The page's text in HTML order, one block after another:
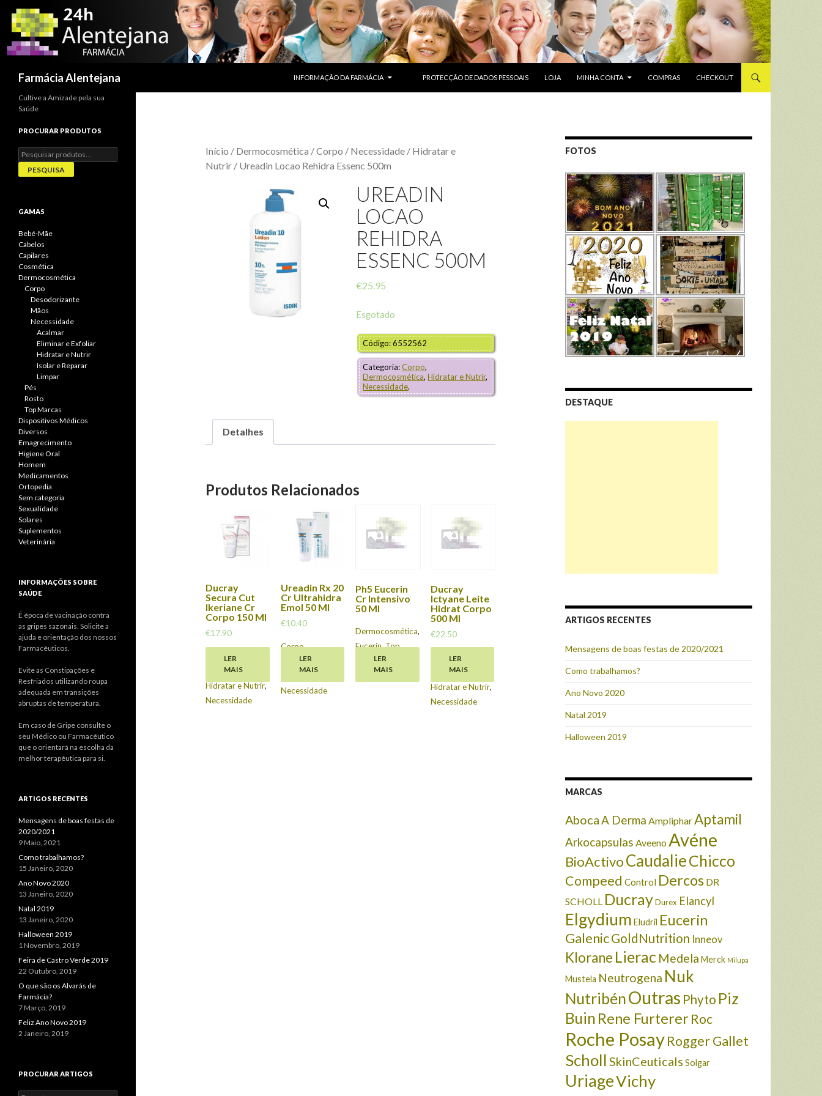
Farmácia Alentejana
INFORMAÇÃO DA FARMÁCIA
PROTECÇÃO DE DADOS PESSOAIS LOJA MINHA CONTA COMPRAS CHECKOUT
Início / Dermocosmética /Corpo / Necessidade / Hidratar e
Nutrir / Ureadin Locao Rehidra Essenc 500m
UREADIN
LOCAO
REHIDRA
ESSENC 500M
€25.95
Esgotado
Código: 6552562
Categoria:Corpo,
Dermocosmética,Hidratar e Nutrir,
Necessidade.
Detalhes
Produtos Relacionados
Ducray
Secura Cut
Ikeriane Cr
Corpo 150 Ml
€17.90
LER
MAIS
Corpo,
Dermocosmética
Hidratar e Nutrir,
Necessidade
Ureadin Rx 20
Cr Ultrahidra
Emol 50 Ml
€10.40
LER
MAIS
Corpo,
Dermocosmética
Necessidade
Ph5 Eucerin
Cr Intensivo
50 Ml
LER
MAIS
Dermocosmética,
Eucerin,Top
Marcas
Ducray
Ictyane Leite
Hidrat Corpo
500 Ml
€22.50
LER
MAIS
Corpo,
Dermocosmética
Hidratar e Nutrir,
Necessidade
FOTOS
DESTAQUE
ARTIGOS RECENTES
Mensagens de boas festas de 2020/2021
Como trabalhamos?
Ano Novo 2020
Natal 2019
Halloween 2019
MARCAS
AbocaA Derma AmplipharAptamil
Arkocapsulas Aveeno Avéne
BioActivoCaudalieChicco
Compeed Control Dercos DR
SCHOLL DucrayDurex Elancyl
Elgydium Eludril Eucerin
GalenicGoldNutrition Inneov
Klorane Lierac Medela Merck Milupa
Mustela Neutrogena Nuk
NutribénOutras Phyto Piz
Buin Rene FurtererRoc
Roche PosayRogger Gallet
Scholl SkinCeuticals Solgar
UriageVichy
Cultive a Amizade pela sua
Saúde
PROCURAR PRODUTOS
Pesquisar
por:
PESQUISA
GAMAS
Bebé-Mãe
Cabelos
Capilares
Cosmética
Dermocosmética
Corpo
Desodorizante
Mãos
Necessidade
Acalmar
Eliminar e Exfoliar
Hidratar e Nutrir
Isolar e Reparar
Limpar
Pés
Rosto
Top Marcas
Dispositivos Médicos
Diversos
Emagrecimento
Higiene Oral
Homem
Medicamentos
Ortopedia
Sem categoria
Sexualidade
Solares
Suplementos
Veterinária
INFORMAÇÕES SOBRE
SAÚDE
É época de vacinação contra
as gripes sazonais. Solicite a
ajuda e orientação dos nossos
Farmacêuticos.
Evite as Constipações e
Resfriados utilizando roupa
adequada em transições
abruptas de temperatura.
Em caso de Gripe consulte o
seu Médico ou Farmacêutico
que o orientará na escolha da
melhor terapêutica para si.
ARTIGOS RECENTES
Mensagens de boas festas de
2020/2021
9 Maio, 2021
Como trabalhamos?
15 Janeiro, 2020
Ano Novo 2020
13 Janeiro, 2020
Natal 2019
13 Janeiro, 2020
Halloween 2019
1 Novembro, 2019
Feira de Castro Verde 2019
22 Outubro, 2019
O que são os Alvarás de
Farmácia?
7 Março, 2019
Feliz Ano Novo 2019
2 Janeiro, 2019
PROCURAR ARTIGOS